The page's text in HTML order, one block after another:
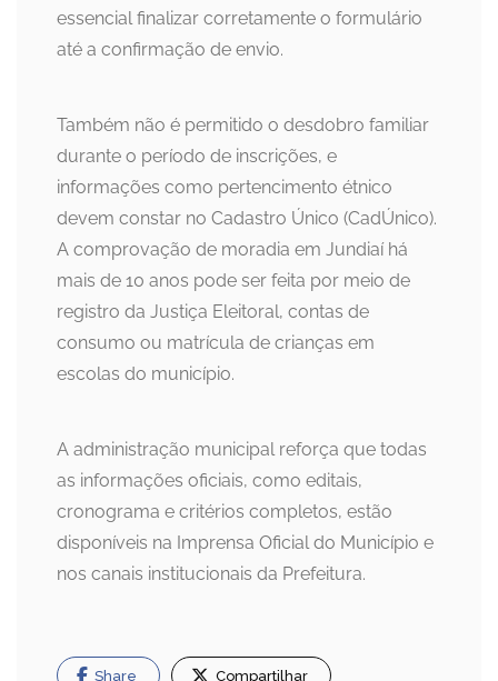
essencial finalizar corretamente o formulário
até a confirmação de envio.
Também não é permitido o desdobro familiar
durante o período de inscrições, e
informações como pertencimento étnico
devem constar no Cadastro Único (CadÚnico).
A comprovação de moradia em Jundiaí há
mais de 10 anos pode ser feita por meio de
registro da Justiça Eleitoral, contas de
consumo ou matrícula de crianças em
escolas do município.
A administração municipal reforça que todas
as informações oficiais, como editais,
cronograma e critérios completos, estão
disponíveis na Imprensa Oficial do Município e
nos canais institucionais da Prefeitura.
Share Compartilhar